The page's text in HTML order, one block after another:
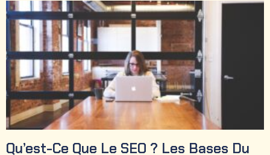
Qu’est-Ce Que Le SEO ? Les Bases Du